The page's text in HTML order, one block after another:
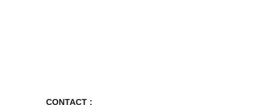
CONTACT :